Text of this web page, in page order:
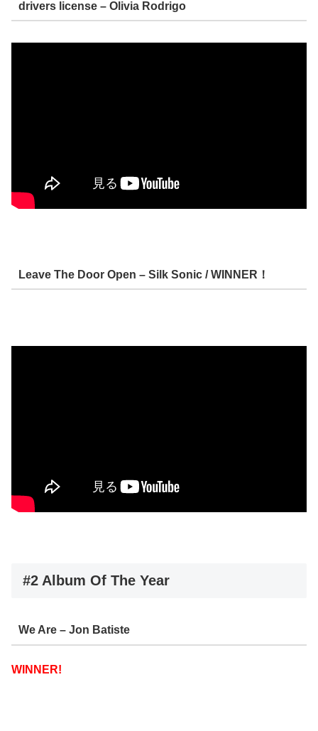
drivers license – Olivia Rodrigo
Leave The Door Open – Silk Sonic / WINNER！
#2 Album Of The Year
We Are – Jon Batiste
WINNER!